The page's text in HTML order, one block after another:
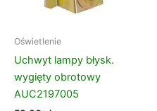
Oświetlenie
Uchwyt lampy błysk.
wygięty obrotowy
AUC2197005